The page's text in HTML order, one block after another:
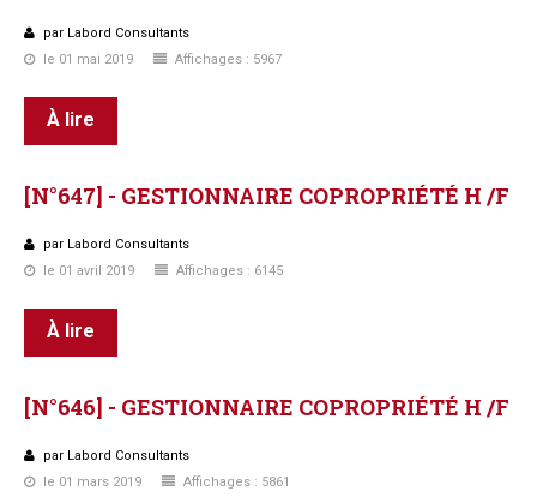
par Labord Consultants
le 01 mai 2019
Affichages : 5967
À lire
[N°647] - GESTIONNAIRE COPROPRIÉTÉ H /F
par Labord Consultants
le 01 avril 2019
Affichages : 6145
À lire
[N°646] - GESTIONNAIRE COPROPRIÉTÉ H /F
par Labord Consultants
le 01 mars 2019
Affichages : 5861